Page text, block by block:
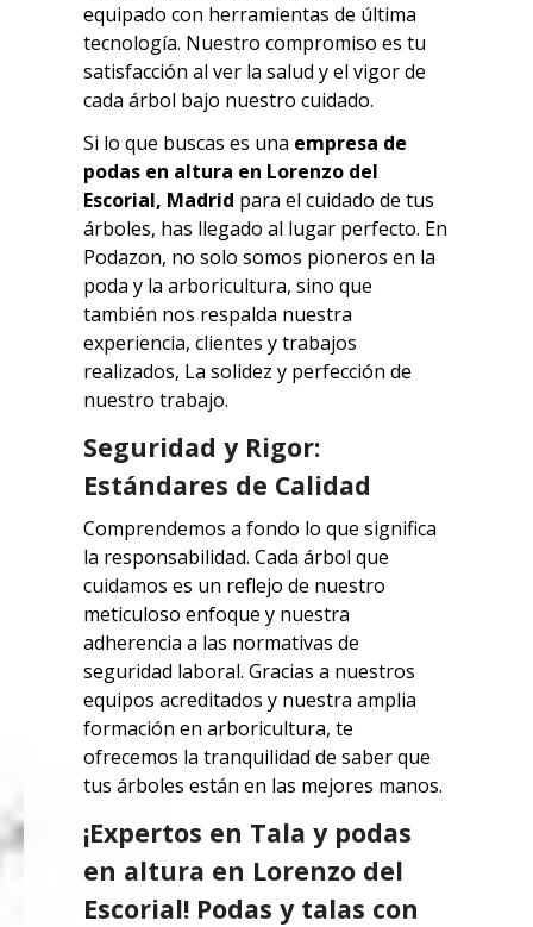
equipado con herramientas de última
tecnología. Nuestro compromiso es tu
satisfacción al ver la salud y el vigor de
cada árbol bajo nuestro cuidado.
Si lo que buscas es una empresa de
podas en altura en Lorenzo del
Escorial, Madrid para el cuidado de tus
árboles, has llegado al lugar perfecto. En
Podazon, no solo somos pioneros en la
poda y la arboricultura, sino que
también nos respalda nuestra
experiencia, clientes y trabajos
realizados, La solidez y perfección de
nuestro trabajo.
Seguridad y Rigor:
Estándares de Calidad
Comprendemos a fondo lo que significa
la responsabilidad. Cada árbol que
cuidamos es un reflejo de nuestro
meticuloso enfoque y nuestra
adherencia a las normativas de
seguridad laboral. Gracias a nuestros
equipos acreditados y nuestra amplia
formación en arboricultura, te
ofrecemos la tranquilidad de saber que
tus árboles están en las mejores manos.
¡Expertos en Tala y podas
en altura en Lorenzo del
Escorial! Podas y talas con